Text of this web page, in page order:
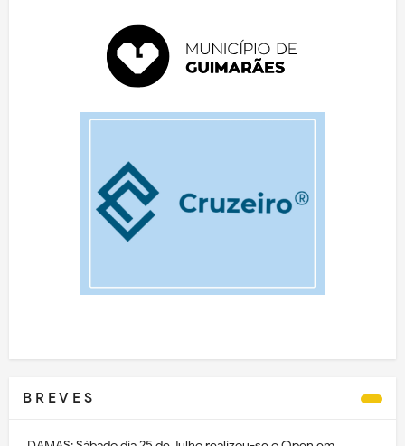
B R E V E S